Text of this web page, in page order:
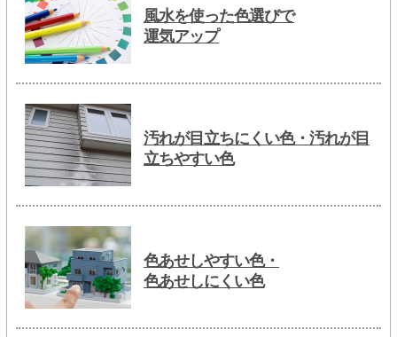
風水を使った色選びで
運気アップ
汚れが目立ちにくい色・汚れが目
立ちやすい色
色あせしやすい色・
色あせしにくい色